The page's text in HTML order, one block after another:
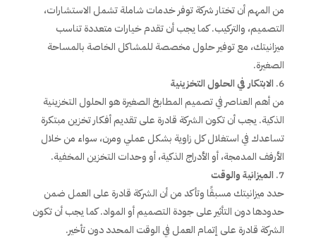
من المهم أن تختار شركة توفر خدمات شاملة تشمل الاستشارات،
التصميم، والتركيب. كما يجب أن تقدم خيارات متعددة تناسب
ميزانيتك، مع توفير حلول مخصصة للمشاكل الخاصة بالمساحة
الصغيرة.
الابتكار في الحلول التخزينية
من أهم العناصر في تصميم المطابخ الصغيرة هو الحلول التخزينية
الذكية. يجب أن تكون الشركة قادرة على تقديم أفكار تخزين مبتكرة
تساعدك في استغلال كل زاوية بشكل عملي ومرن، سواء من خلال
الأرفف المدمجة، أو الأدراج الذكية، أو وحدات التخزين المخفية.
الميزانية والوقت
حدد ميزانيتك مسبقًا وتأكد من أن الشركة قادرة على العمل ضمن
حدودها دون التأثير على جودة التصميم أو المواد. كما يجب أن تكون
الشركة قادرة على إتمام العمل في الوقت المحدد دون تأخير.